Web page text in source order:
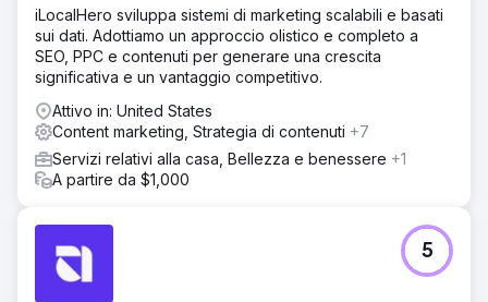
iLocalHero sviluppa sistemi di marketing scalabili e basati
sui dati. Adottiamo un approccio olistico e completo a
SEO, PPC e contenuti per generare una crescita
significativa e un vantaggio competitivo.
Attivo in: United States
Content marketing, Strategia di contenuti +7
Servizi relativi alla casa, Bellezza e benessere +1
A partire da $1,000
5